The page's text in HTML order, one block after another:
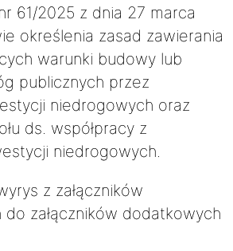
61/2025 z dnia 27 marca
określenia zasad zawierania
warunki budowy lub
publicznych przez
niedrogowych oraz
ds. współpracy z
niedrogowych.
z załączników
załączników dodatkowych